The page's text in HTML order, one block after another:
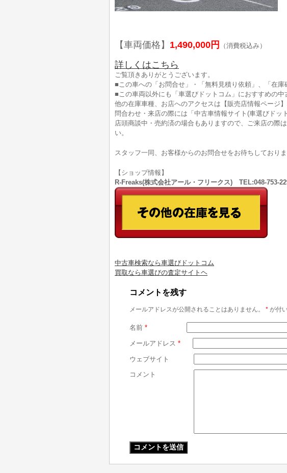
【車両価格】 1,490,000円 （消費税込み）
詳しくはこちら
ご覧頂きありがとうございます。
■この車への「お問合せ」・「無料見積り依頼」、「在
■この車両以外にも「車選びドットコム」におすすめの中
他の在庫車種、お店へのアクセスは【販売店情報ページ】
問合わせ・来店の際には「中古車情報サイト(車選びドッ
店頭商談中・売約済の場合もありますので、ご来店の際
い。
スタッフ一同、お客様からのお問合せをお待ちしておりま
【ショップ情報】
R-Freaks(株式会社アール・フリークス) TEL:048-753-
中古車検索なら車選びドットコム
買取なら車選びの査定サイトヘ
コメントを残す
メールアドレスが公開されることはありません。 * が付
名前 *
メールアドレス *
ウェブサイト
コメント